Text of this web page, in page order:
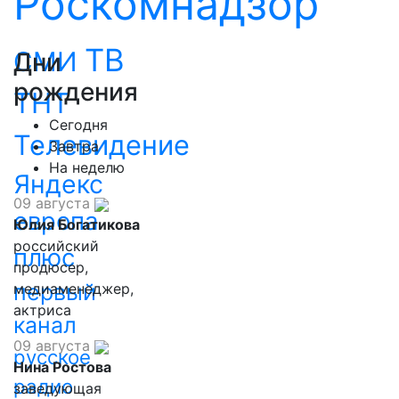
СМИ ТВ
ТНТ
Телевидение
Яндекс
европа
плюс
первый
канал
русское
радио
Дни
рождения
Сегодня
Завтра
На неделю
09 августа
Юлия Богатикова
российский
продюсер,
медиаменеджер,
актриса
09 августа
Нина Ростова
заведующая